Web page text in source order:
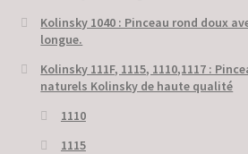
Kolinsky 1040 : Pinceau rond doux
longue.
Kolinsky 111F, 1115, 1110,1117 :
naturels Kolinsky de haute qualité
1110
1115